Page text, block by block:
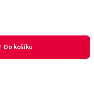
Do košíku